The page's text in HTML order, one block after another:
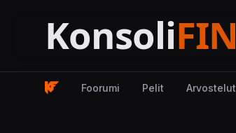
Foorumi Pelit Arvostelut